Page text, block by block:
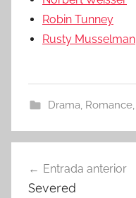
Robin Tunney
Rusty Musselman
Drama, Romance,
Navegación
Entrada anterior
Severed